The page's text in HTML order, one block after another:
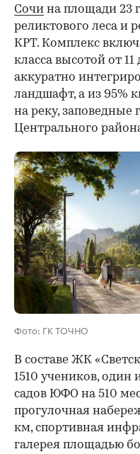
Сочи на площади 23
реликтового леса и
КРТ. Комплекс
класса высотой от
аккуратно
ландшафт, а из 95%
на реку, заповедные
Центрального
Фото: ГК ТОЧНО
В составе ЖК
1510 учеников, один
садов ЮФО на 510
прогулочная
км, спортивная
галерея площадью